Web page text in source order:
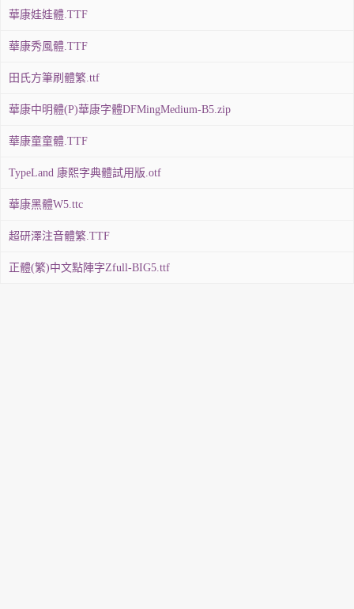
華康娃娃體.TTF
華康秀風體.TTF
田氏方筆刷體繁.ttf
華康中明體(P)華康字體DFMingMedium-B5.zip
華康童童體.TTF
TypeLand 康熙字典體試用版.otf
華康黑體W5.ttc
超研澤注音體繁.TTF
正體(繁)中文點陣字Zfull-BIG5.ttf